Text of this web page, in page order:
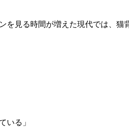
を見る時間が増えた現代では、猫
いる」